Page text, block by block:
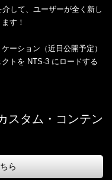
して、ユーザーが全く新し
す！
ーション（近日公開予定）
トを NTS-3 にロードする
スタム・コンテン
ら